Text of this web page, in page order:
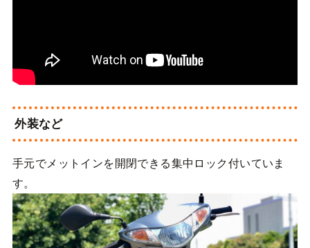
外装など
手元でメットインを開閉できる集中ロック付いていま
す。